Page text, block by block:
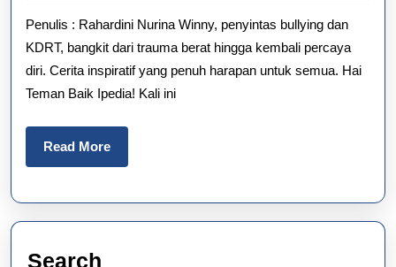
Menuju
Percaya
Diri
Penulis : Rahardini Nurina Winny, penyintas bullying dan
KDRT, bangkit dari trauma berat hingga kembali percaya
diri. Cerita inspiratif yang penuh harapan untuk semua. Hai
Teman Baik Ipedia! Kali ini
Read MoreRead
More
Search